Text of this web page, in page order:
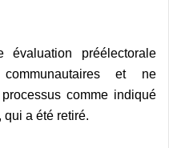
évaluation préélectorale
et ne
comme indiqué
a été retiré.